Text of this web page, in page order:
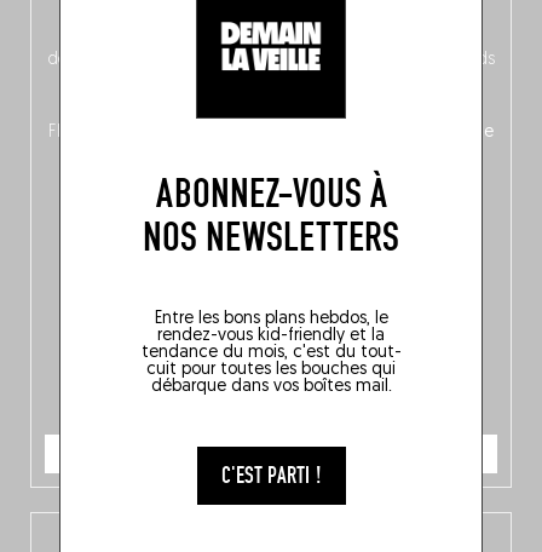
ABONNEZ-VOUS À
NOS NEWSLETTERS
Entre les bons plans hebdos, le
rendez-vous kid-friendly et la
tendance du mois, c'est du tout-
cuit pour toutes les bouches qui
débarque dans vos boîtes mail.
C'EST PARTI !
néerlandais côté face – à moins que ne soit l’inverse ?),
découvrez
une partie mag « Nord-Zuid »
qui met les pieds
Flandre, à Bruxelles et en Wallonie, ainsi qu’
un palmarès de
JE COMMANDE